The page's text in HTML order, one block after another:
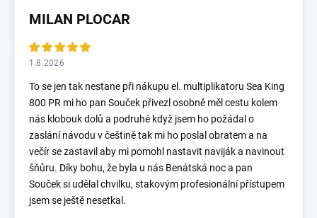
MILAN PLOCAR
1.8.2026
To se jen tak nestane při nákupu el. multiplikatoru Sea King
800 PR mi ho pan Souček přivezl osobně měl cestu kolem
nás klobouk dolů a podruhé když jsem ho požádal o
zaslání návodu v češtině tak mi ho poslal obratem a na
večír se zastavil aby mi pomohl nastavit naviják a navinout
šňůru. Díky bohu, že byla u nás Benátská noc a pan
Souček si udělal chvilku, stakovým profesionální přístupem
jsem se ještě nesetkal.